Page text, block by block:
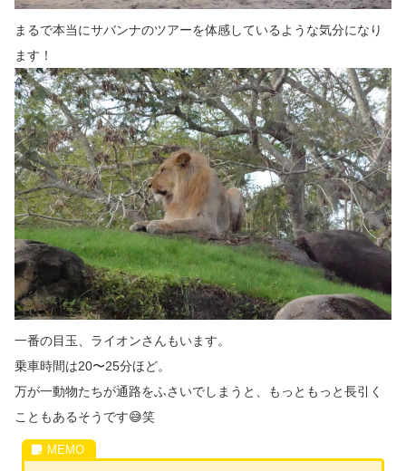
まるで本当にサバンナのツアーを体感しているような気分になり
ます！
一番の目玉、ライオンさんもいます。
乗車時間は20〜25分ほど。
万が一動物たちが通路をふさいでしまうと、もっともっと長引く
こともあるそうです😅笑